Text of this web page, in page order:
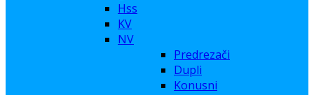
Hss
KV
NV
Predrezači
Dupli
Konusni